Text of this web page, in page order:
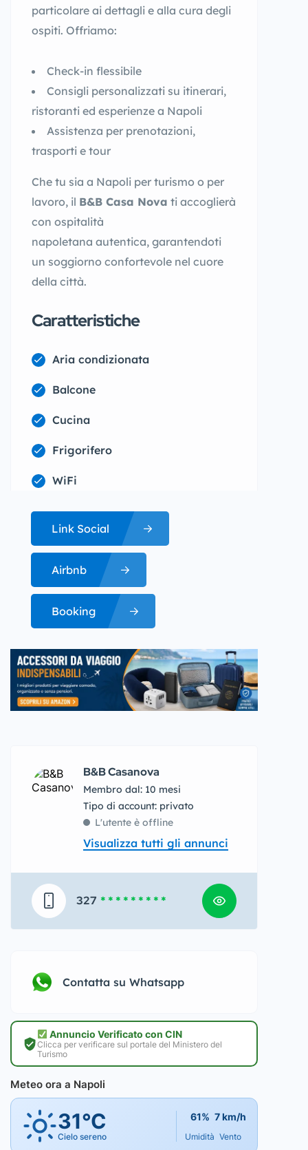
particolare ai dettagli e alla cura degli
ospiti. Offriamo:
Check-in flessibile
Consigli personalizzati su itinerari,
ristoranti ed esperienze a Napoli
Assistenza per prenotazioni,
trasporti e tour
Che tu sia a Napoli per turismo o per
lavoro, il B&B Casa Nova ti accoglierà
con ospitalità
napoletana autentica, garantendoti
un soggiorno confortevole nel cuore
della città.
Caratteristiche
Aria condizionata
Balcone
Cucina
Frigorifero
WiFi
Link Social
Airbnb
Booking
B&B Casanova
Membro dal: 10 mesi
tipo di account: privato
L'utente è offline
Visualizza tutti gli annunci
327 * * * * * * * * *
Contatta su Whatsapp
Annuncio Verificato con CIN
Clicca per verificare sul portale del Ministero del
Turismo
Meteo ora a Napoli
31°C
Cielo sereno
61%
Umidità
7 km/h
Vento